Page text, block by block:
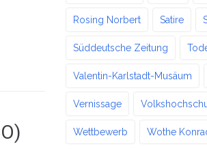
Rosing Norbert Satire
Süddeutsche Zeitung
Valentin-Karlstadt-Musäum
Vernissage
Wettbewerb Wothe